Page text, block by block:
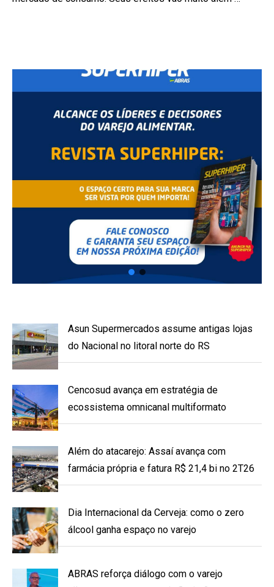
Asun Supermercados assume antigas lojas
do Nacional no litoral norte do RS
Cencosud avança em estratégia de
ecossistema omnicanal multiformato
Além do atacarejo: Assaí avança com
farmácia própria e fatura R$ 21,4 bi no 2T26
Dia Internacional da Cerveja: como o zero
álcool ganha espaço no varejo
ABRAS reforça diálogo com o varejo